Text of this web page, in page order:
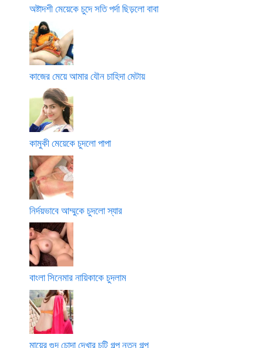
অষ্টাদশী মেয়েকে চুদে সতি পর্দা ছিড়লো বাবা
কাজের মেয়ে আমার যৌন চাহিদা মেটায়
কামুকী মেয়েকে চুদলো পাপা
নির্দয়ভাবে আম্মুকে চুদলো স্যার
বাংলা সিনেমার নায়িকাকে চুদলাম
মায়ের গুদ চোদা দেখার চটি গল্প নতুন গল্প